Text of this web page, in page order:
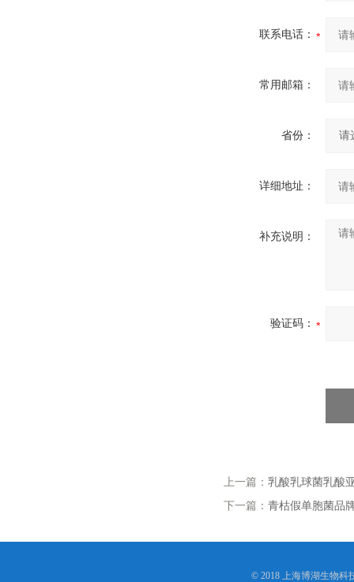
联系电话：
常用邮箱：
省份：
详细地址：
补充说明：
验证码：
上一篇： 乳酸乳球菌乳酸
下一篇： 青枯假单胞菌品
© 2018 上海博湖生物科